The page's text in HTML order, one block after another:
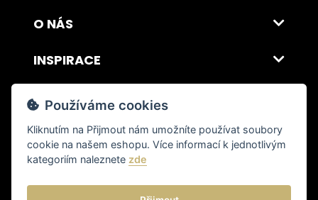
O NÁS
INSPIRACE
DOPRAVA A PLATBA
© 2026 ITALSKY INTERIER s.r.o. Vytvořilo INIZIO Internet Media s.r.o.|
nastavení cookies
Používáme cookies
Kliknutím na Přijmout nám umožníte používat soubory
cookie na našem eshopu. Více informací k jednotlivým
kategoriím naleznete zde